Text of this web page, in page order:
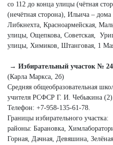
со 112 до конца улицы (чётная
(нечётная сторона), Ильича –
Либкнехта, Красноармейская,
улицы, Ощепкова, Советская,
улицы, Химиков, Штанговая, 1
→ Избирательный участок №
(Карла Маркса, 2б)
Средняя общеобразовательная
учителя РСФСР Г. И. Чебыкина
Телефон: +7‑958‑135‑61‑78.
Границы избирательного участка:
районы: Барановка,
Горная, Дачная, Девяшина,